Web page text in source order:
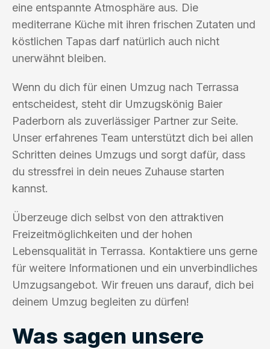
eine entspannte Atmosphäre aus. Die
mediterrane Küche mit ihren frischen Zutaten und
köstlichen Tapas darf natürlich auch nicht
unerwähnt bleiben.
Wenn du dich für einen Umzug nach Terrassa
entscheidest, steht dir Umzugskönig Baier
Paderborn als zuverlässiger Partner zur Seite.
Unser erfahrenes Team unterstützt dich bei allen
Schritten deines Umzugs und sorgt dafür, dass
du stressfrei in dein neues Zuhause starten
kannst.
Überzeuge dich selbst von den attraktiven
Freizeitmöglichkeiten und der hohen
Lebensqualität in Terrassa. Kontaktiere uns gerne
für weitere Informationen und ein unverbindliches
Umzugsangebot. Wir freuen uns darauf, dich bei
deinem Umzug begleiten zu dürfen!
Was sagen unsere